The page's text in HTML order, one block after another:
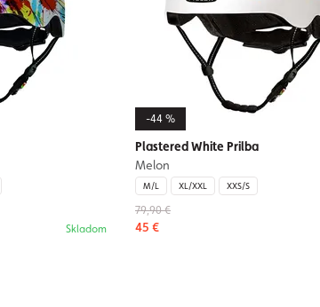
Skladom
-44 %
Plastered White Prilba
Melon
M/L XL/XXL XXS/S
79,90 €
45 €